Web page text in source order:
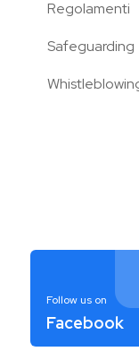
Regolamenti
Safeguarding
Follow us on
Facebook